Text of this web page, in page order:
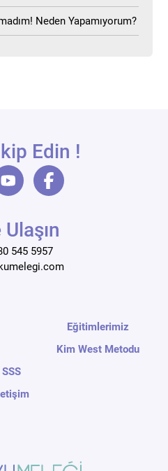
Neden Yapamıyorum?
Edin !
545 5957
Eğitimlerimiz
Kim West Metodu
SSS